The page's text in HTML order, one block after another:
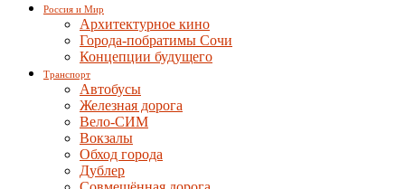
Россия и Мир
Архитектурное кино
Города-побратимы Сочи
Концепции будущего
Транспорт
Автобусы
Железная дорога
Вело-СИМ
Вокзалы
Обход города
Дублер